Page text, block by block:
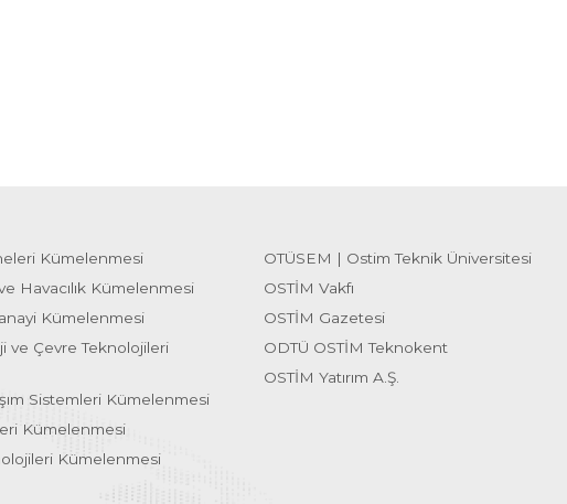
Kümelenmesi
Havacılık Kümelenmesi
Kümelenmesi
ve Çevre Teknolojileri
Sistemleri Kümelenmesi
Kümelenmesi
Kümelenmesi
OTÜSEM | Ostim Teknik Üniversitesi
OSTİM Vakfı
OSTİM Gazetesi
ODTÜ OSTİM Teknokent
OSTİM Yatırım A.Ş.